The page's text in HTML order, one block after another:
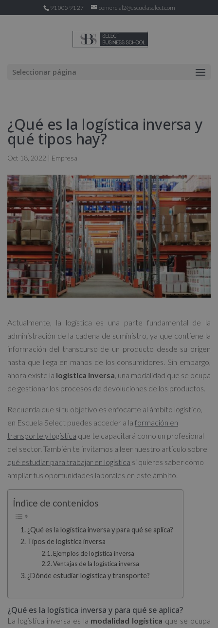
91 005 91 27 comercial2@escuelaselect.com
Seleccionar página
¿Qué es la logística inversa y
qué tipos hay?
Oct 18, 2022 | Empresa
Actualmente, la logística es una parte fundamental de la
administración de la cadena de suministro, ya que contiene la
información del transcurso de un producto desde su origen
hasta que llega en manos de los consumidores. Sin embargo,
ahora existe la logística inversa , una modalidad que se ocupa
de gestionar los procesos de devoluciones de los productos.
Recuerda que si tu objetivo es enfocarte al ámbito logístico,
en Escuela Select puedes acceder a la formación en
transporte y logística que te capacitará como un profesional
del sector. También te invitamos a leer nuestro artículo sobre
qué estudiar para trabajar en logística si quieres saber cómo
ampliar tus oportunidades laborales en este ámbito.
Índice de contenidos
¿Qué es la logística inversa y para qué se aplica?
Tipos de logística inversa
Ejemplos de logística inversa
Ventajas de la logística inversa
¿Dónde estudiar logística y transporte?
¿Qué es la logística inversa y para qué se aplica?
La logística inversa es la modalidad logística que se ocupa